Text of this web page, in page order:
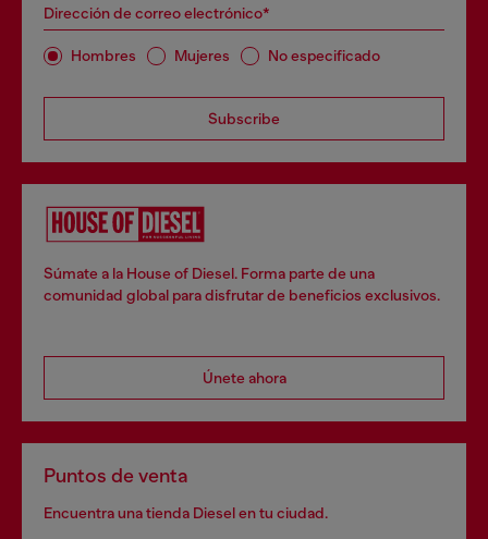
Dirección de correo electrónico*
Hombres Mujeres No especificado
Subscribe
Súmate a la House of Diesel. Forma parte de una
comunidad global para disfrutar de beneficios exclusivos.
Únete ahora
Puntos de venta
Encuentra una tienda Diesel en tu ciudad.